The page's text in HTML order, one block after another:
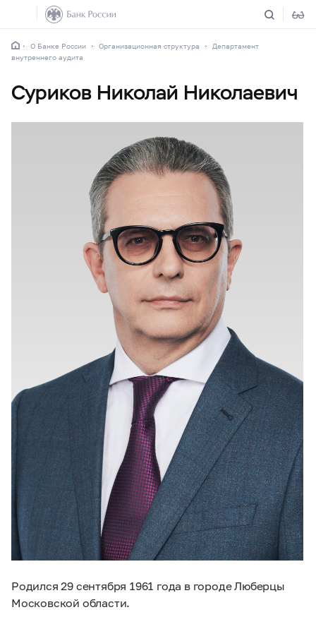
О Банке России Организационная структура
Департамент
внутреннего аудита
Суриков Николай Николаевич
Родился 29 сентября 1961 года в городе Люберцы
Московской области.